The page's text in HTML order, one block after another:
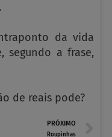
da vida
segundo a frase,
de reais pode?
PRÓXIMO
Roupinhas